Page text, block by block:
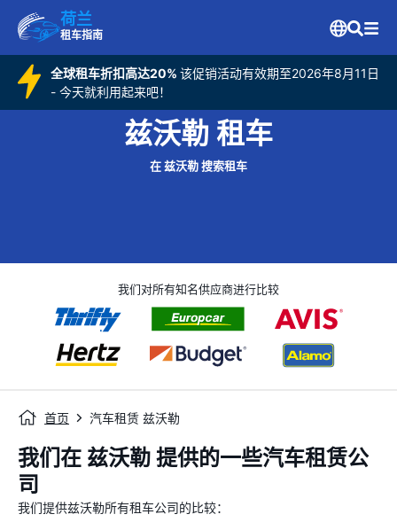
荷兰
租车指南
全球租车折扣高达20% 该促销活动有效期至2026年8月11日
- 今天就利用起来吧！
兹沃勒 租车
在 兹沃勒 搜索租车
我们对所有知名供应商进行比较
首页 汽车租赁 兹沃勒
我们在 兹沃勒 提供的一些汽车租赁公
司
我们提供兹沃勒所有租车公司的比较：